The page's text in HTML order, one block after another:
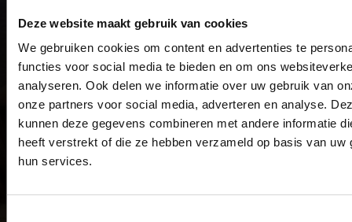
Deze website maakt gebruik van cookies
We gebruiken cookies om content en advertenties te
functies voor social media te bieden en om ons
analyseren. Ook delen we informatie over uw gebruik van
onze partners voor social media, adverteren en analyse.
kunnen deze gegevens combineren met andere informatie
heeft verstrekt of die ze hebben verzameld op basis van uw
hun services.
Over ons
Algemene voorwaarden
Privacyverklaring
Veel gestelde vragen
Disclaimer
Contact
info@masseuraandedeur.nl